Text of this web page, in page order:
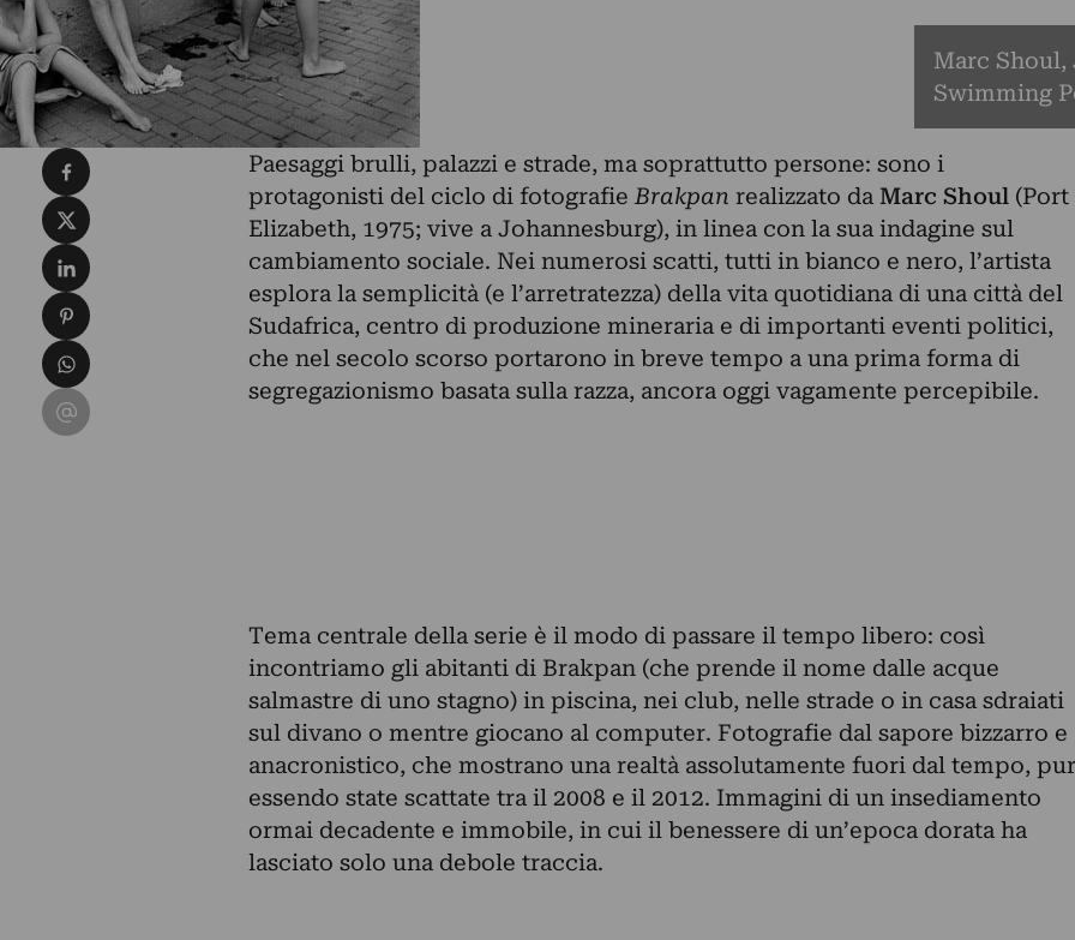
Marc
Swimming
Paesaggi brulli, palazzi e strade, ma soprattutto persone: sono i
protagonisti del ciclo di fotografie Brakpan realizzato da Marc Shoul (Port
Elizabeth, 1975; vive a Johannesburg), in linea con la sua indagine sul
cambiamento sociale. Nei numerosi scatti, tutti in bianco e nero, l’artista
esplora la semplicità (e l’arretratezza) della vita quotidiana di una città del
Sudafrica, centro di produzione mineraria e di importanti eventi politici,
che nel secolo scorso portarono in breve tempo a una prima forma di
segregazionismo basata sulla razza, ancora oggi vagamente percepibile.
Tema centrale della serie è il modo di passare il tempo libero: così
incontriamo gli abitanti di Brakpan (che prende il nome dalle acque
salmastre di uno stagno) in piscina, nei club, nelle strade o in casa sdraiati
sul divano o mentre giocano al computer. Fotografie dal sapore bizzarro e
anacronistico, che mostrano una realtà assolutamente fuori dal tempo, pur
essendo state scattate tra il 2008 e il 2012. Immagini di un insediamento
ormai decadente e immobile, in cui il benessere di un’epoca dorata ha
lasciato solo una debole traccia.
Condividi su Facebook
Condividi su X
Condividi su LinkedIn
Condividi su Pinterest
Condividi su WhatsApp
Condividi su Email